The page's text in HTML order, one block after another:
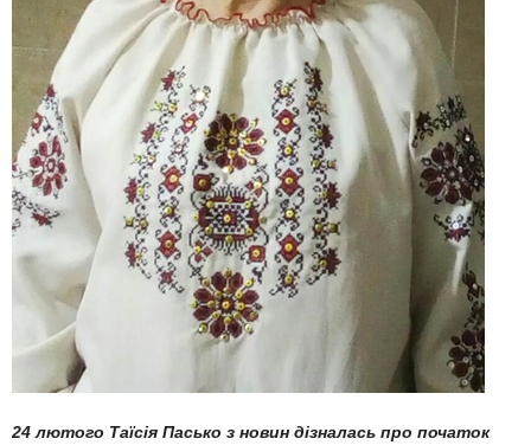
24 лютого Таїсія Пасько з новин дізналась про початок